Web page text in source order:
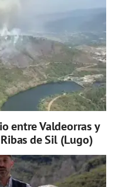
entre Valdeorras y
de Sil (Lugo)